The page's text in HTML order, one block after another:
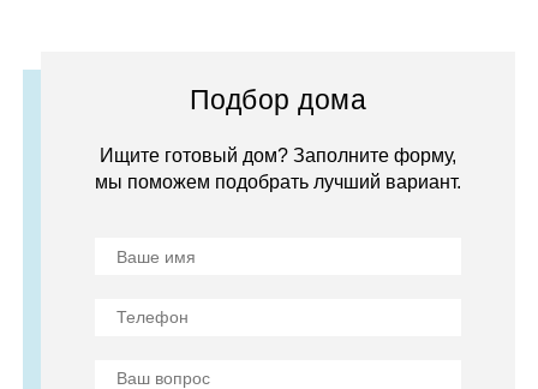
Подбор дома
Ищите готовый дом? Заполните форму,
мы поможем подобрать лучший вариант.